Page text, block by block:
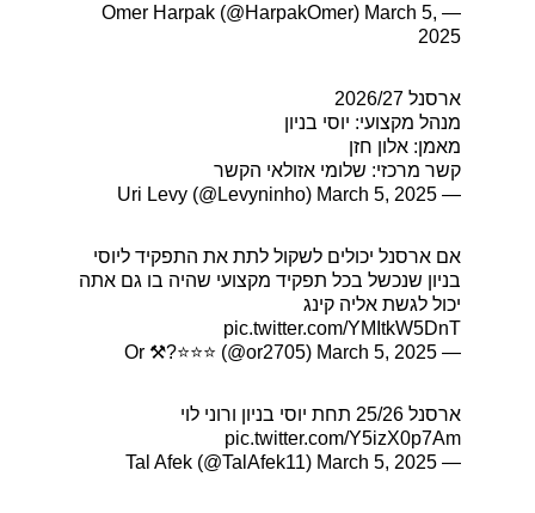
— Omer Harpak (@HarpakOmer)
March 5,
2025
ארסנל 2026/27
מנהל מקצועי: יוסי בניון
מאמן: אלון חזן
קשר מרכזי: שלומי אזולאי הקשר
— Uri Levy (@Levyninho)
March 5, 2025
אם ארסנל יכולים לשקול לתת את התפקיד ליוסי
בניון שנכשל בכל תפקיד מקצועי שהיה בו גם אתה
יכול לגשת אליה קינג
pic.twitter.com/YMItkW5DnT
— Or ⚒️?⭐️⭐️⭐️ (@or2705)
March 5, 2025
ארסנל 25/26 תחת יוסי בניון ורוני לוי
pic.twitter.com/Y5izX0p7Am
— Tal Afek (@TalAfek11)
March 5, 2025